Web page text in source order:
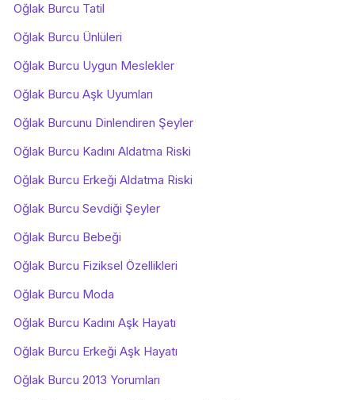
Oğlak Burcu Tatil
Oğlak Burcu Ünlüleri
Oğlak Burcu Uygun Meslekler
Oğlak Burcu Aşk Uyumları
Oğlak Burcunu Dinlendiren Şeyler
Oğlak Burcu Kadını Aldatma Riski
Oğlak Burcu Erkeği Aldatma Riski
Oğlak Burcu Sevdiği Şeyler
Oğlak Burcu Bebeği
Oğlak Burcu Fiziksel Özellikleri
Oğlak Burcu Moda
Oğlak Burcu Kadını Aşk Hayatı
Oğlak Burcu Erkeği Aşk Hayatı
Oğlak Burcu 2013 Yorumları